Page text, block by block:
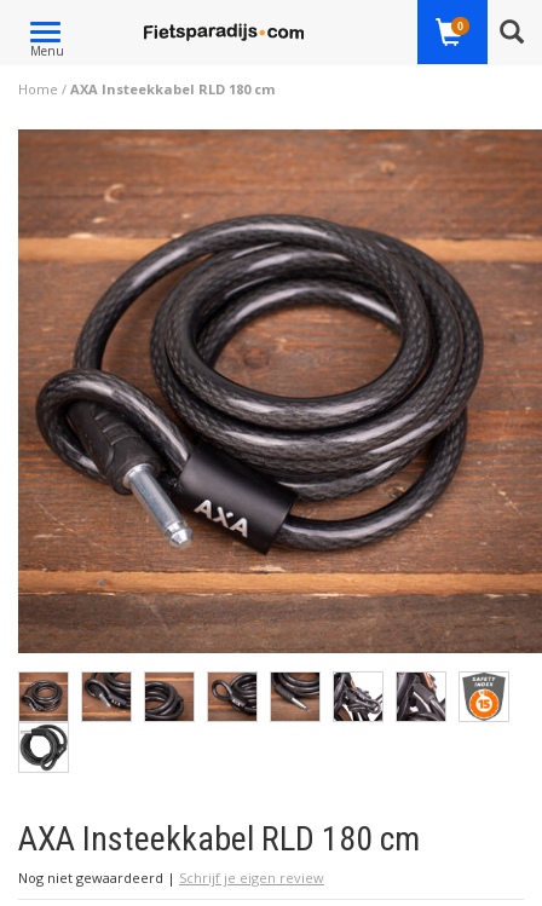
Toggle
navigation
Menu
0
Home / AXA Insteekkabel RLD 180 cm
AXA Insteekkabel RLD 180 cm
Nog niet gewaardeerd | Schrijf je eigen review